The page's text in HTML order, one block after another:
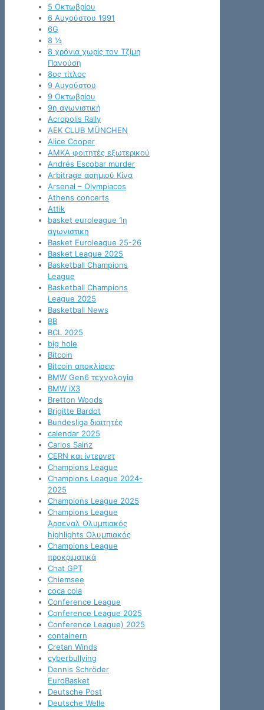
5 Οκτωβρίου
6 Αυγούστου 1991
6G
8 ½
8 χρόνια χωρίς τον Τζίμη
Πανούση
8ος τίτλος
9 Αυγούστου
9 Οκτωβρίου
9η αγωνιστική
Acropolis Rally
AEK CLUB MÜNCHEN
Alice Cooper
AMKA φοιτητές εξωτερικού
Andrés Escobar murder
Arbitrage ασημιού Κίνα
Arsenal – Olympiacos
Athens concerts
Attik
basket euroleague 1η
αγωνιστικη
Basket Euroleague 25-26
Basket League 2025
Basketball Champions
League
Basketball Champions
League 2025
Basketball News
BB
BCL 2025
big hole
Bitcoin
Bitcoin αποκλίσεις
BMW Gen6 τεχνολογία
BMW iX3
Bretton Woods
Brigitte Bardot
Bundesliga διαιτητές
calendar 2025
Carlos Sainz
CERN και ίντερνετ
Champions League
Champions League 2024-
2025
Champions League 2025
Champions League
Άρσεναλ Ολυμπιακός
highlights Ολυμπιακός
Champions League
προκριματικά
Chat GPT
Chiemsee
coca cola
Conference League
Conference League 2025
Conference League) 2025
containern
Cretan Winds
cyberbullying
Dennis Schröder
EuroBasket
Deutsche Post
Deutsche Welle